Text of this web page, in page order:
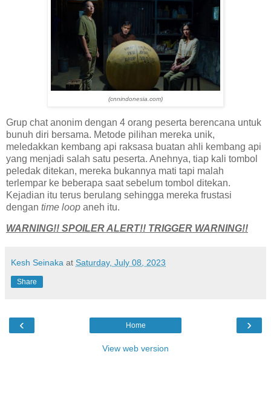
(cnnindonesia.com)
Grup chat anonim dengan 4 orang peserta berencana untuk
bunuh diri bersama. Metode pilihan mereka unik,
meledakkan kembang api raksasa buatan ahli kembang api
yang menjadi salah satu peserta. Anehnya, tiap kali tombol
peledak ditekan, mereka bukannya mati tapi malah
terlempar ke beberapa saat sebelum tombol ditekan.
Kejadian itu terus berulang sehingga mereka frustasi
dengan time loop aneh itu.
WARNING!! SPOILER ALERT!! TRIGGER WARNING!!
Kesh Seinaka at Saturday, July 08, 2023
Share
‹ ›
Home
View web version